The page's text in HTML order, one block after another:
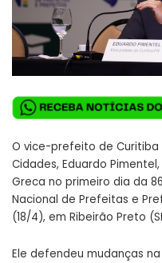
O vice-prefeito de
Cidades, Eduardo
Greca no primeiro dia da
Nacional de Prefeitas e
(18/4), em Ribeirão Preto
Ele defendeu mudanças